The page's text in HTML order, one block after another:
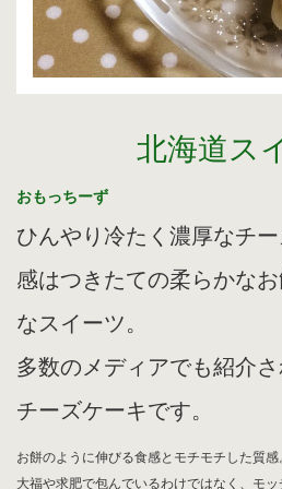
北海道ス
おもっちーず
ひんやり冷たく濃厚なチ
感はつきたての柔らかな
なスイーツ。
多数のメディアでも紹介
チーズケーキです。
お餅のように伸びる食感とモチモチした質感
大福や求肥で包んでいるわけではなく、モ